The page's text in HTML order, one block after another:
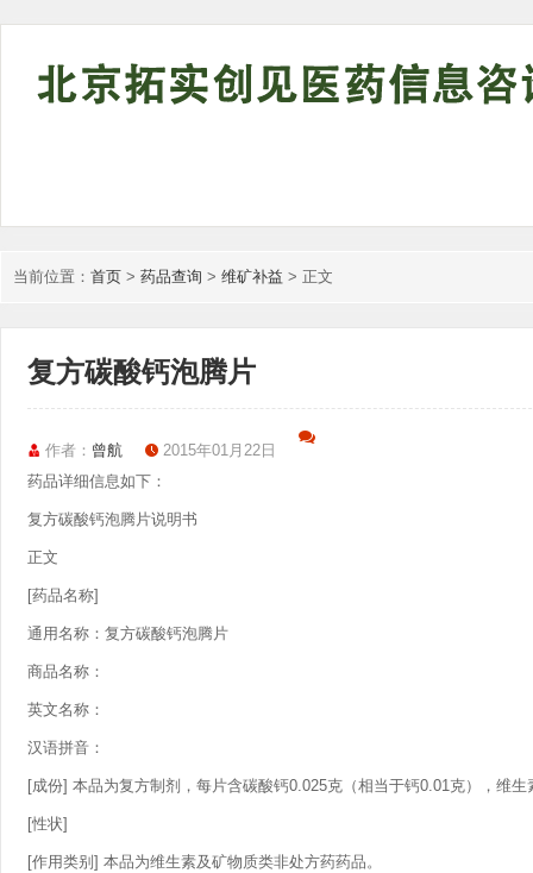
当前位置： 首页 > 药品查询 > 维矿补益 > 正文
复方碳酸钙泡腾片
作者： 曾航
2015年01月22日
药品详细信息如下：
复方碳酸钙泡腾片说明书
正文
[药品名称]
通用名称：复方碳酸钙泡腾片
商品名称：
英文名称：
汉语拼音：
[成份] 本品为复方制剂，每片含碳酸钙0.025克（相当于钙0.01克），维
[性状]
[作用类别] 本品为维生素及矿物质类非处方药药品。